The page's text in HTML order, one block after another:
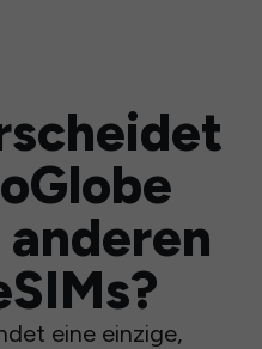
eine einzige,